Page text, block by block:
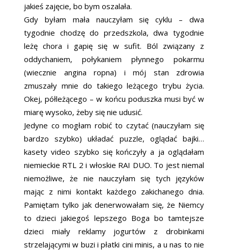
jakieś zajęcie, bo bym oszalała.
Gdy byłam mała nauczyłam się cyklu – dwa
tygodnie chodzę do przedszkola, dwa tygodnie
leżę chora i gapię się w sufit. Ból związany z
oddychaniem, połykaniem płynnego pokarmu
(wiecznie angina ropna) i mój stan zdrowia
zmuszały mnie do takiego leżącego trybu życia.
Okej, półleżącego – w końcu poduszka musi być w
miarę wysoko, żeby się nie udusić.
Jedyne co mogłam robić to czytać (nauczyłam się
bardzo szybko) układać puzzle, oglądać bajki…
kasety video szybko się kończyły a ja oglądałam
niemieckie RTL 2 i włoskie RAI DUO. To jest niemal
niemożliwe, że nie nauczyłam się tych języków
mając z nimi kontakt każdego zakichanego dnia.
Pamiętam tylko jak denerwowałam się, że Niemcy
to dzieci jakiegoś lepszego Boga bo tamtejsze
dzieci miały reklamy jogurtów z drobinkami
strzelającymi w buzi i płatki cini minis, a u nas to nie